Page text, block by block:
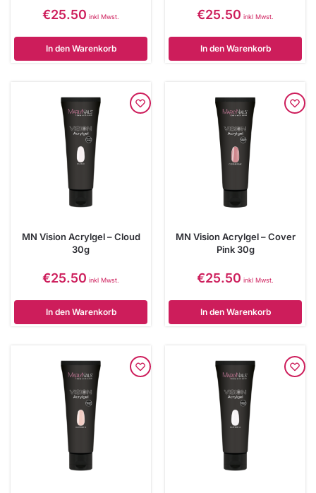
€25.50 inkl Mwst.
In den Warenkorb
€25.50 inkl Mwst.
In den Warenkorb
MN Vision Acrylgel – Cloud
30g
€25.50 inkl Mwst.
In den Warenkorb
MN Vision Acrylgel – Cover
Pink 30g
€25.50 inkl Mwst.
In den Warenkorb